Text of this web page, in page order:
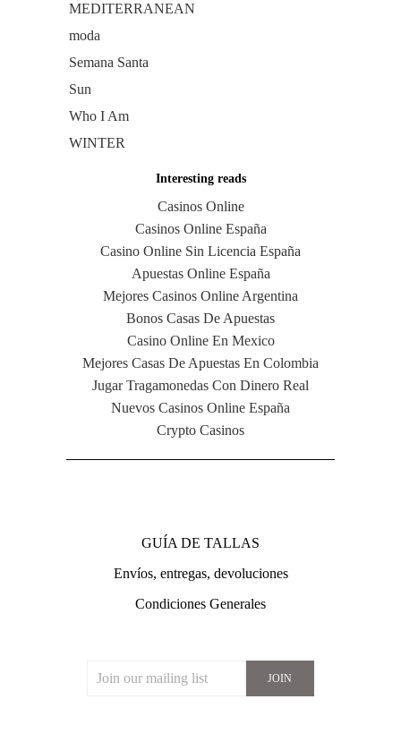
MEDITERRANEAN
moda
Semana Santa
Sun
Who I Am
WINTER
Interesting reads
Casinos Online
Casinos Online España
Casino Online Sin Licencia España
Apuestas Online España
Mejores Casinos Online Argentina
Bonos Casas De Apuestas
Casino Online En Mexico
Mejores Casas De Apuestas En Colombia
Jugar Tragamonedas Con Dinero Real
Nuevos Casinos Online España
Crypto Casinos
GUÍA DE TALLAS
Envíos, entregas, devoluciones
Condiciones Generales